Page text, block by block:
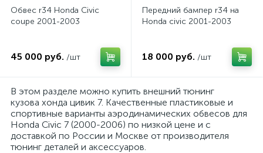
Обвес r34 Honda Civic
coupe 2001-2003
45 000 руб. /шт
Передний бампер r34 на
Honda civic 2001-2003
18 000 руб. /шт
В этом разделе можно купить внешний тюнинг
кузова хонда цивик 7. Качественные пластиковые и
спортивные варианты аэродинамических обвесов для
Honda Civic 7 (2000-2006) по низкой цене и с
доставкой по России и Москве от производителя
тюнинг деталей и аксессуаров.